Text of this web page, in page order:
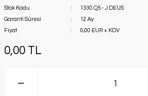
Stok Kodu
1330.Q5 - J DEUS
Garanti Süresi
12 Ay
Fiyat
0,00 EUR + KDV
0,00 TL